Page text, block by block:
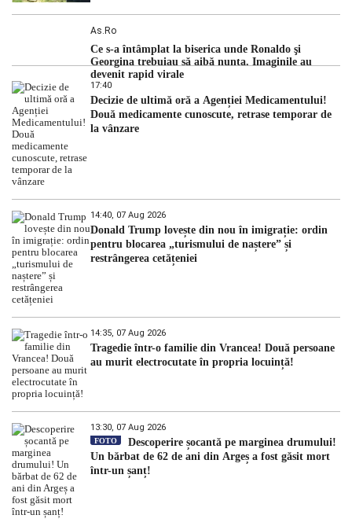
As.ro
Ce s-a întâmplat la biserica unde Ronaldo şi
Georgina trebuiau să aibă nunta. Imaginile au
devenit rapid virale
17:40
Decizie de ultimă oră a Agenției Medicamentului!
Două medicamente cunoscute, retrase temporar de
la vânzare
14:40, 07 Aug 2026
Donald Trump lovește din nou în imigrație: ordin
pentru blocarea „turismului de naștere” și
restrângerea cetățeniei
14:35, 07 Aug 2026
Tragedie într-o familie din Vrancea! Două persoane
au murit electrocutate în propria locuință!
13:30, 07 Aug 2026
FOTO
Descoperire șocantă pe marginea drumului!
Un bărbat de 62 de ani din Argeș a fost găsit mort
într-un șanț!